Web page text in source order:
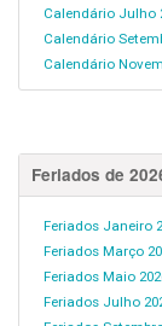
Calendário Julho
Calendário
Calendário
Feriados de
Feriados Janeiro
Feriados Março
Feriados Maio
Feriados Julho